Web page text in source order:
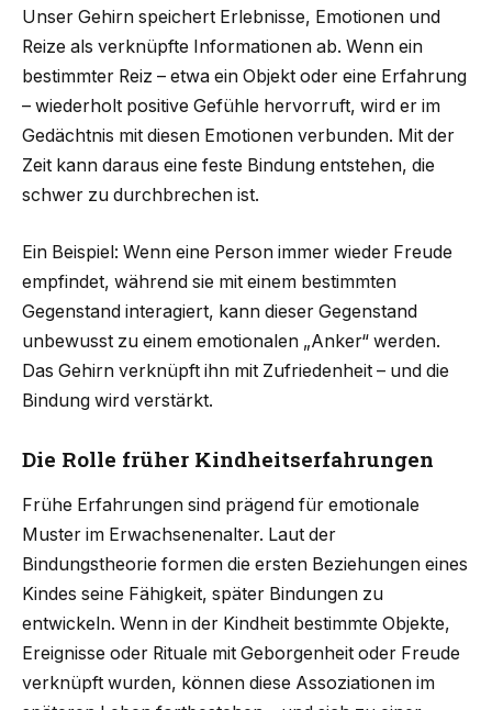
Unser Gehirn speichert Erlebnisse, Emotionen und
Reize als verknüpfte Informationen ab. Wenn ein
bestimmter Reiz – etwa ein Objekt oder eine Erfahrung
– wiederholt positive Gefühle hervorruft, wird er im
Gedächtnis mit diesen Emotionen verbunden. Mit der
Zeit kann daraus eine feste Bindung entstehen, die
schwer zu durchbrechen ist.
Ein Beispiel: Wenn eine Person immer wieder Freude
empfindet, während sie mit einem bestimmten
Gegenstand interagiert, kann dieser Gegenstand
unbewusst zu einem emotionalen „Anker“ werden.
Das Gehirn verknüpft ihn mit Zufriedenheit – und die
Bindung wird verstärkt.
Die Rolle früher Kindheitserfahrungen
Frühe Erfahrungen sind prägend für emotionale
Muster im Erwachsenenalter. Laut der
Bindungstheorie formen die ersten Beziehungen eines
Kindes seine Fähigkeit, später Bindungen zu
entwickeln. Wenn in der Kindheit bestimmte Objekte,
Ereignisse oder Rituale mit Geborgenheit oder Freude
verknüpft wurden, können diese Assoziationen im